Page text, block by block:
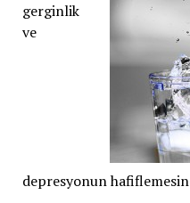
gerginlik
ve
depresyonun